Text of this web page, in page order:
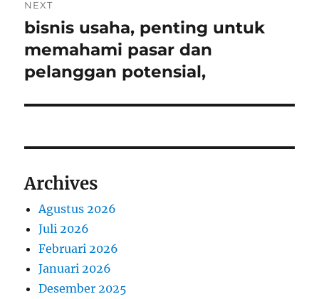
NEXT
Next
post:
bisnis usaha, penting untuk
memahami pasar dan
pelanggan potensial,
Archives
Agustus 2026
Juli 2026
Februari 2026
Januari 2026
Desember 2025